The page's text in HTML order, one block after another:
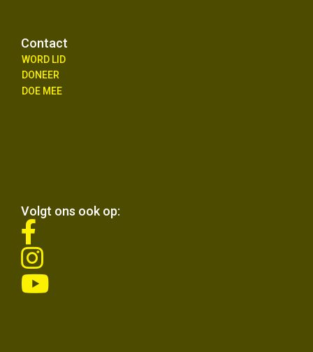
Contact
WORD LID
DONEER
DOE MEE
Volgt ons ook op:
facebook-
f
fab
fa-
instagram